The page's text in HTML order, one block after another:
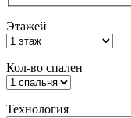
Этажей
Кол-во спален
Технология